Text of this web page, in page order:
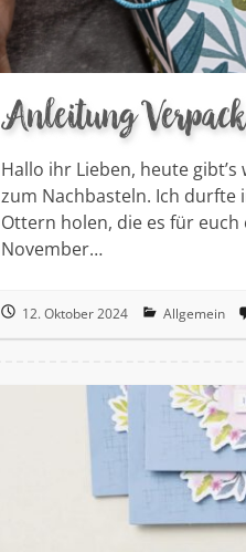
Anleitung
Hallo ihr Lieben, heute
zum Nachbasteln. Ich
Ottern holen, die es für
November…
12. Oktober 2024 Allgemein